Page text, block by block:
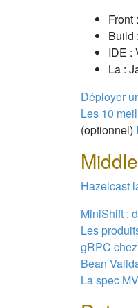
Front
Build
IDE :
La :
Déployer
Les 10
(optionnel)
Hazelcast
MiniShift :
Les
gRPC
Bean
La spec